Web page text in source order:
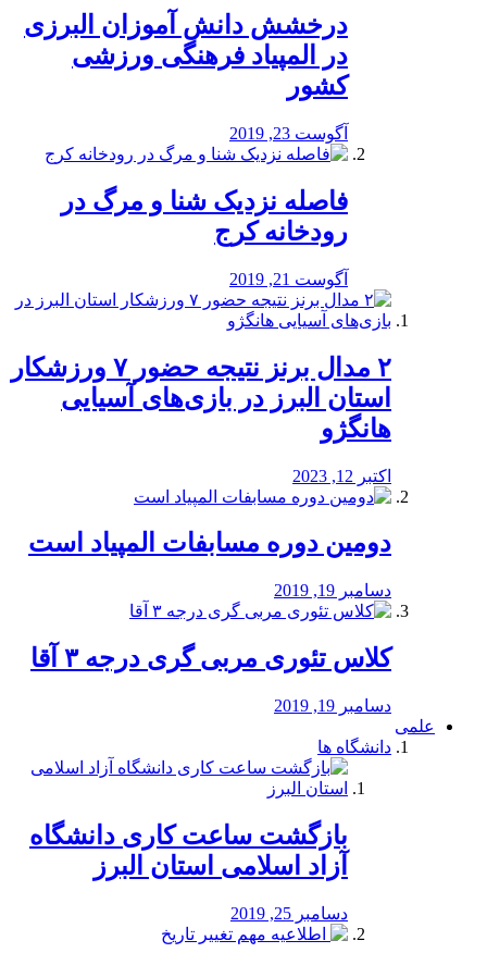
درخشش دانش آموزان البرزی
در المپیاد فرهنگی ورزشی
کشور
آگوست 23, 2019
️فاصله نزدیک شنا و مرگ در
رودخانه کرج
آگوست 21, 2019
۲ مدال برنز نتیجه حضور ۷ ورزشکار
استان البرز در بازی‌های آسیایی
هانگژو
اکتبر 12, 2023
دومین دوره مسابفات المپیاد است
دسامبر 19, 2019
کلاس تئوری مربی گری درجه ۳ آقا
دسامبر 19, 2019
علمی
دانشگاه ها
بازگشت ساعت کاری دانشگاه
آزاد اسلامی استان البرز
دسامبر 25, 2019